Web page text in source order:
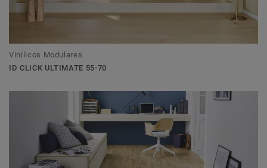
Vinilicos Modulares
ID CLICK ULTIMATE 55-70